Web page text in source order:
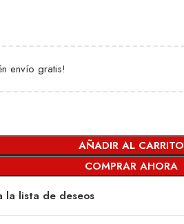
envío gratis!
AÑADIR AL CARRITO
COMPRAR AHORA
la lista de deseos